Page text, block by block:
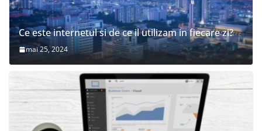
Ce este internetul si de ce il utilizam in fiecare zi?
mai 25, 2024